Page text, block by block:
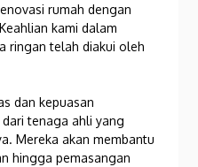
rumah dengan
kami dalam
ringan telah diakui oleh
dan kepuasan
tenaga ahli yang
Mereka akan membantu
hingga pemasangan